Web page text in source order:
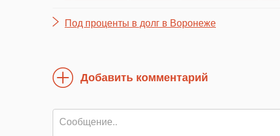
Под проценты в долг в Воронеже
Добавить комментарий